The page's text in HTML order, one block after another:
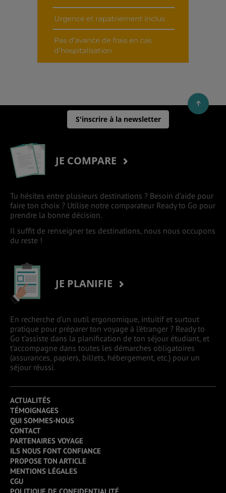
S'inscrire à la newsletter
JE COMPARE
Tu hésites entre plusieurs destinations ? Besoin d’aide pour
faire ton choix ? Utilise notre comparateur Ready to Go pour
prendre la bonne décision.
Il suffit de renseigner tes destinations, nous nous occupons
du reste !
JE PLANIFIE
En recherche d’un outil ergonomique, intuitif et surtout
pratique pour préparer ton voyage à l’étranger ? Ready to
Go t’assiste dans la planification de ton séjour étudiant, et
t’accompagne dans toutes les démarches obligatoires
(assurances, papiers, billets, hébergement, etc.) pour un
séjour réussi.
ACTUALITÉS
TÉMOIGNAGES
QUI SOMMES-NOUS
CONTACT
PARTENAIRES VOYAGE
ILS NOUS FONT CONFIANCE
PROPOSE TON ARTICLE
MENTIONS LÉGALES
CGU